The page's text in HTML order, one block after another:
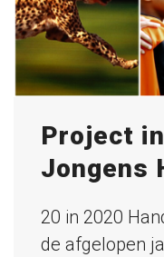
Project
Jongens
20 in 2020
de afgelopen